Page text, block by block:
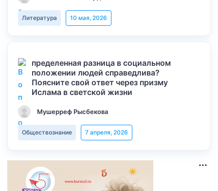
Литература 10 мая, 2026
пределенная разница в социальном
положении людей справедлива?
Поясните свой ответ через призму
Ислама в светской жизни
Мушерреф Рысбекова
Обществознание 7 апреля, 2026